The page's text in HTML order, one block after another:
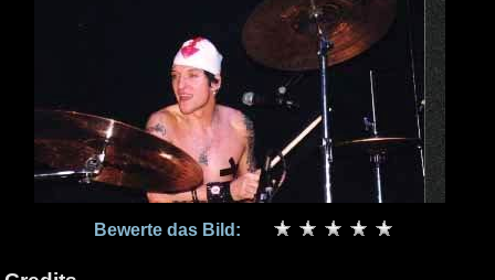
Bewerte das Bild: